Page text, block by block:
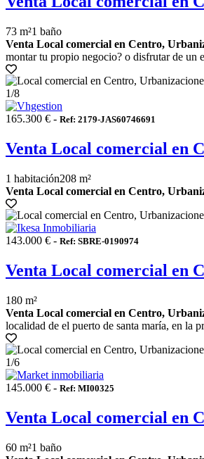
73 m²1 baño
Venta Local comercial en Centro,
montar tu propio negocio? o disfrutar de un
1/8
165.300 € - Ref: 2179-JAS60746691
Venta Local comercial en
1 habitación208 m²
Venta Local comercial en Centro,
143.000 € - Ref: SBRE-0190974
Venta Local comercial en
180 m²
Venta Local comercial en Centro,
localidad de el puerto de santa maría, en la
1/6
145.000 € - Ref: MI00325
Venta Local comercial en
60 m²1 baño